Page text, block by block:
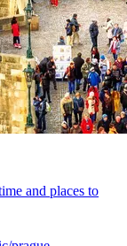
and places to